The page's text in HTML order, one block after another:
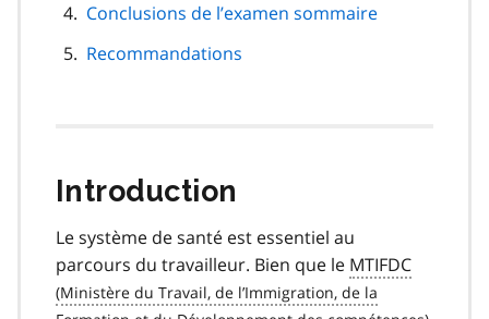
Conclusions de l’examen sommaire
Recommandations
Introduction
Le système de santé est essentiel au
parcours du travailleur. Bien que le MTIFDC